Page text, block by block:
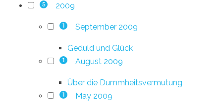
5 2009
1 September 2009
Geduld und Glück
1 August 2009
Über die Dummheitsvermutung
1 May 2009